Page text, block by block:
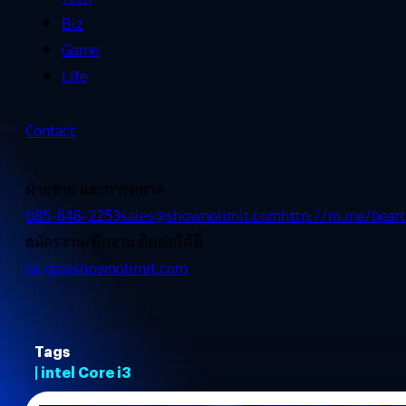
Biz
Game
Life
Contact
ฝ่ายขาย และการตลาด
085-848-2253sales@shownolimit.comhttp://m.me/
สมัครงาน/ฝึกงาน ติดต่อได้ที่
hr-ga@shownolimit.com
Tags
| intel Core i3